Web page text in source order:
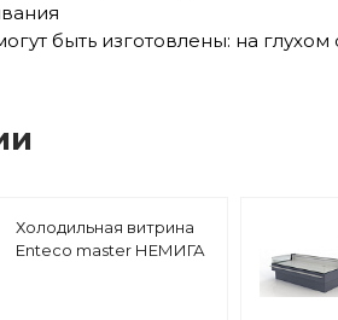
быть изготовлены: на
Холодильная витрина
Enteco master НЕМИГА